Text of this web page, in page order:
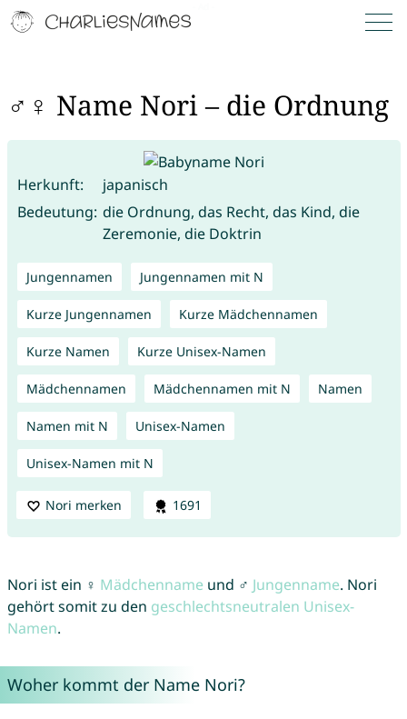
♂♀ Name Nori – die Ordnung
Herkunft:
japanisch
Bedeutung: die Ordnung, das Recht, das Kind, die
Zeremonie, die Doktrin
Jungennamen Jungennamen mit N
Kurze Jungennamen Kurze Mädchennamen
Kurze Namen Kurze Unisex-Namen
Mädchennamen Mädchennamen mit N Namen
Namen mit N Unisex-Namen
Unisex-Namen mit N
Nori merken 1691
Nori ist ein ♀ Mädchenname und ♂ Jungenname. Nori
gehört somit zu den geschlechtsneutralen Unisex-
Namen.
Woher kommt der Name Nori?